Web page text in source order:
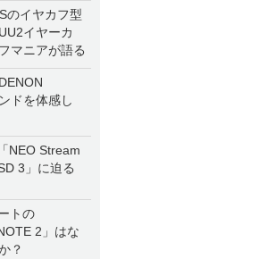
のイヤカフ型
イヤーカ
マニアが語る
ドを体感し
NEO Stream
3」に迫る
トの
2」はな
？